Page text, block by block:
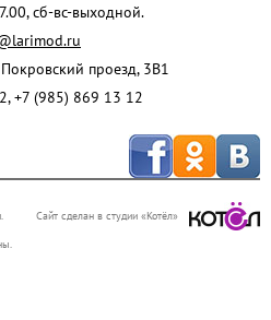
сб-вс-выходной.
проезд, 3В1
+7 (985) 869 13 12
Сайт сделан в студии «Котёл»